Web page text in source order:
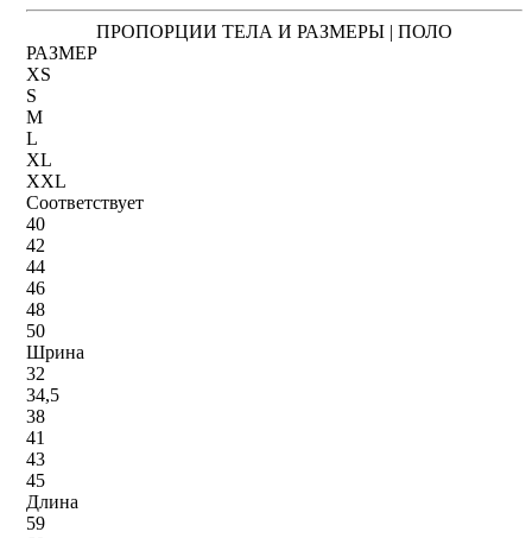
ПРОПОРЦИИ ТЕЛА И РАЗМЕРЫ | ПОЛО
РАЗМЕР
XS
S
M
L
XL
XXL
Соответствует
40
42
44
46
48
50
Шрина
32
34,5
38
41
43
45
Длина
59